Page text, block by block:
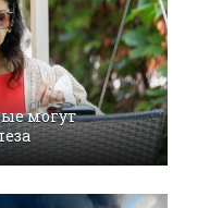
могут